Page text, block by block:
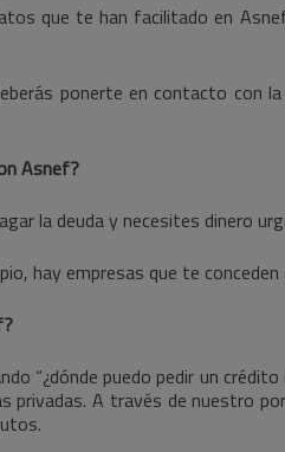
que te han facilitado en
ponerte en contacto con
Asnef?
la deuda y necesites dinero
hay empresas que te
“¿dónde puedo pedir un
privadas. A través de nuestro